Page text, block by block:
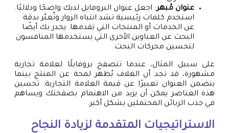
عنوان مُبهر: اجعل عنوان البروفايل لديك واضحًا ودلاليًا.
استخدم كلمات رئيسية تشد انتباه الزوار وتُعبّر بدقة
عن الخدمات أو المنتجات التي تقدمها. يجدر بك أيضًا
البحث عن العناوين الأخرى التي يستخدمها المنافسون
لتحسين محركات البحث.
على سبيل المثال، عندما تتصفح بروفايلًا لعلامة تجارية
مشهورة، قد تجد أن الغلاف يُظهر لمحة عن المنتج بينما
يتضمن العنوان تعبيرًا عن قيمة العلامة التجارية. تحسين
هذه العناصر يمكن أن يزيد من الاهتمام بصفحتك ويساهم
في جذب الزبائن المحتملين بشكل أكبر.
الاستراتيجيات المتقدمة لزيادة النجاح